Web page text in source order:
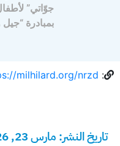
جوّاتي”
بمبادرة “جيل
:
milhilard.org/nrzd
تاريخ النشر: مارس 23, 2026 5:18 م